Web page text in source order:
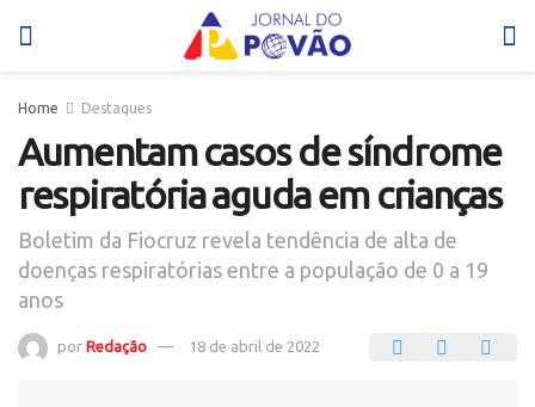
Home Destaques
Aumentam casos de síndrome
respiratória aguda em crianças
Boletim da Fiocruz revela tendência de alta de
doenças respiratórias entre a população de 0 a 19
anos
por Redação 18 de abril de 2022